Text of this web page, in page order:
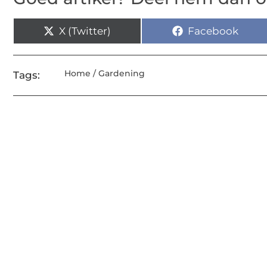
X (Twitter) Facebook
Tags: Home / Gardening